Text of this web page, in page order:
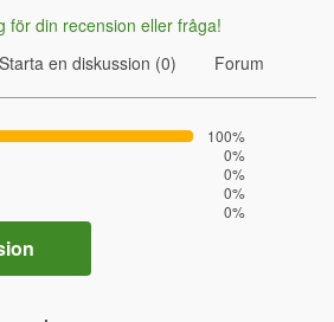
för din recension eller fråga!
Starta en diskussion (0) Forum
100%
0%
0%
0%
0%